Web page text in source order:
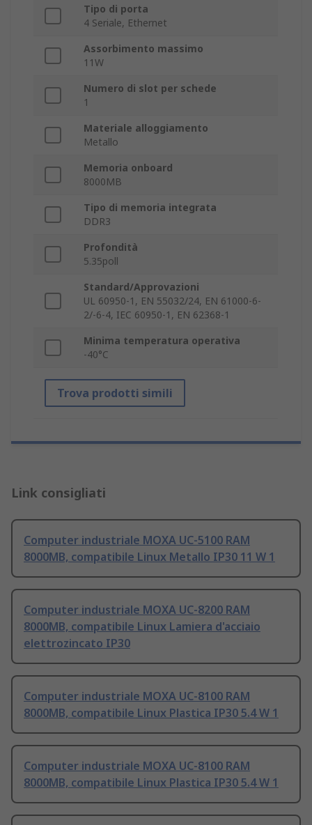
Tipo di porta
4 Seriale, Ethernet
Assorbimento massimo
11W
Numero di slot per schede
1
Materiale alloggiamento
Metallo
Memoria onboard
8000MB
Tipo di memoria integrata
DDR3
Profondità
5.35poll
Standard/Approvazioni
UL 60950-1, EN 55032/24, EN 61000-6-
2/-6-4, IEC 60950-1, EN 62368-1
Minima temperatura operativa
-40°C
Trova prodotti simili
Link consigliati
Computer industriale MOXA UC-5100 RAM
8000MB, compatibile Linux Metallo IP30 11 W 1
Computer industriale MOXA UC-8200 RAM
8000MB, compatibile Linux Lamiera d'acciaio
elettrozincato IP30
Computer industriale MOXA UC-8100 RAM
8000MB, compatibile Linux Plastica IP30 5.4 W 1
Computer industriale MOXA UC-8100 RAM
8000MB, compatibile Linux Plastica IP30 5.4 W 1